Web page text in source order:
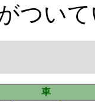
つい
車